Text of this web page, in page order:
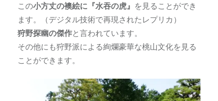
この小方丈の襖絵に『水吞の虎』 を見ることができ
ます。（デジタル技術で再現されたレプリカ）
狩野探幽の傑作と言われています。
その他にも狩野派による絢爛豪華な桃山文化を見る
ことができます。